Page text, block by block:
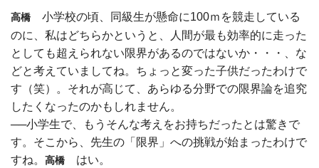
高橋 小学校の頃、同級生が懸命に100ｍを競走している
のに、私はどちらかというと、人間が最も効率的に走った
としても超えられない限界があるのではないか・・・、な
どと考えていましてね。ちょっと変った子供だったわけで
す（笑）。それが高じて、あらゆる分野での限界論を追究
したくなったのかもしれません。
──小学生で、もうそんな考えをお持ちだったとは驚きで
す。そこから、先生の「限界」への挑戦が始まったわけで
すね。 高橋 はい。